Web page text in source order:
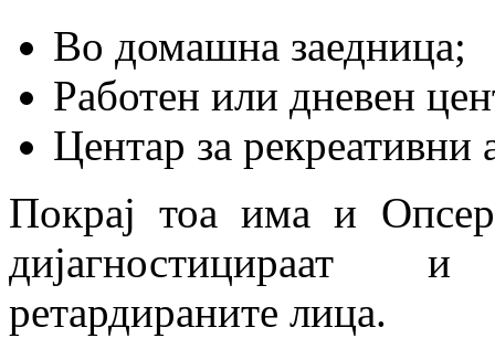
Во домашна заедница;
Работен или дневен
Центар за рекреативни
Покрај тоа има и
дијагностицираат
ретардираните лица.